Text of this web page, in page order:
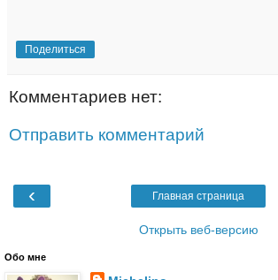
Поделиться
Комментариев нет:
Отправить комментарий
‹ Главная страница
Открыть веб-версию
Обо мне